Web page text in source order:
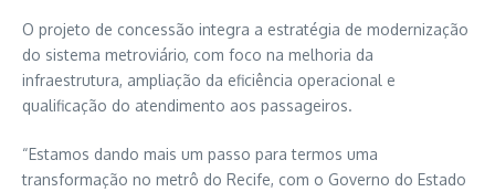
O projeto de concessão integra a estratégia de modernização
do sistema metroviário, com foco na melhoria da
infraestrutura, ampliação da eficiência operacional e
qualificação do atendimento aos passageiros.
“Estamos dando mais um passo para termos uma
transformação no metrô do Recife, com o Governo do Estado